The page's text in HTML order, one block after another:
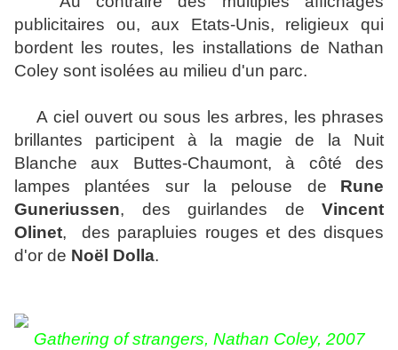
publicitaires ou, aux Etats-Unis, religieux qui
bordent les routes, les installations de Nathan
Coley sont isolées au milieu d'un parc.
A ciel ouvert ou sous les arbres, les phrases
brillantes participent à la magie de la Nuit
Blanche aux Buttes-Chaumont, à côté des
lampes plantées sur la pelouse de
Rune
Guneriussen, des guirlandes de Vincent
Olinet, des parapluies rouges et des disques
d'or de Noël Dolla.
Gathering of strangers, Nathan Coley, 2007